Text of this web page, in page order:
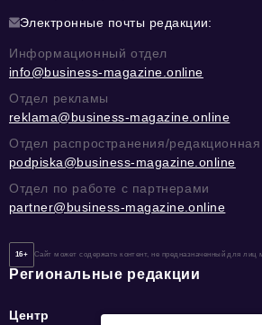
Электронные почты редакции:
Информационный отдел
info@business-magazine.online
Отдел рекламы
reklama@business-magazine.online
Отдел распространения/редакционная
podpiska@business-magazine.online
Отдел по работе с партнерами
partner@business-magazine.online
16+ Сайт может содержать контент, не предназначенный для лиц
Региональные редакции
Центр